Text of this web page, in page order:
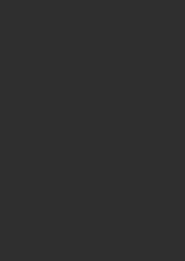
定方法やおススメを紹
、TikTokで送る方法
点をわかりやすく解説
続方法を解説